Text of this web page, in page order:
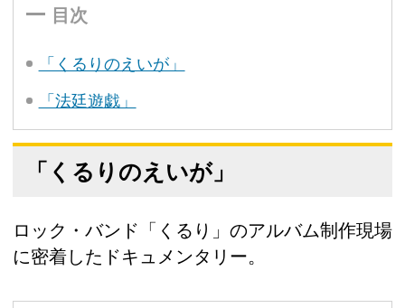
目次
「くるりのえいが」
「法廷遊戯」
「くるりのえいが」
ロック・バンド「くるり」のアルバム制作現場
に密着したドキュメンタリー。